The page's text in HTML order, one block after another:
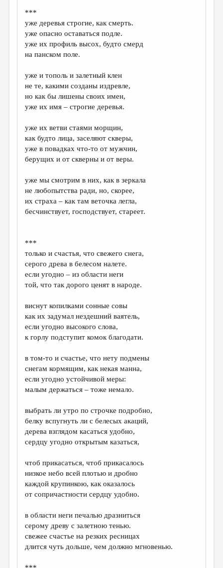
ОБЪЯВЛЕНИЯ
РЕДКОЛЛЕГИЯ
МАЛАЯ ПРОЗА
ЭССЕИСТИКА
КУЛЬТУРОВЕДЕНИЕ
ПУБЛИЦИСТИКА
ЦИКЛЫ ПУБЛИКАЦИЙ
ТРЕДИАКОВСКИЙ
***
уже деревья строгие, как смерть.
уже опасно оставаться подле.
уже их профиль высох, будто смерд
на панском поле.
уже и тополь и залетный клен
не те, какими созданы издревле,
но как бы лишены своих имен,
уже их имя – строгие деревья.
уже их ветви стаями морщин,
как будто лица, заселяют скверы,
уже в повадках что-то от мужчин,
берущих и от скверны и от веры.
уже мы смотрим в них, как в зеркала
не любопытства ради, но, скорее,
их страха – как там веточка легла,
бесчинствует, господствует, стареет.
***
только и счастья, что свежего снега,
серого древа в белесом налете.
если угодно – из области неги
той, что так дорого ценят в народе.
виснут копилками сонные совы
как их задумал нездешний ваятель,
если угодно высокого слова,
к горлу подступит комок благодати.
в том-то и счастье, что нету подмены
снегам кормящим, как некая манна,
если угодно устойчивой меры:
малым держаться – тоже немало.
выбрать ли утро по строчке подробно,
белку вспугнуть ли с белесых акаций,
дерева взглядом касаться удобно,
сердцу угодно открытым казаться,
чтоб прикасаться, чтоб прикасалось
низкое небо всей плотью и дробно
каждой крупинкою, как оказалось
от сопричастности сердцу удобно.
в области неги печалью дразниться
серому древу с залетною тенью.
свежее счастье на резких ресницах
длится чуть дольше, чем должно мгновенью.